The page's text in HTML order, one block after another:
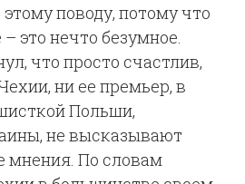
поводу, потому что
это нечто безумное.
что просто счастлив,
ни ее премьер, в
Польши,
не высказывают
мнения. По словам